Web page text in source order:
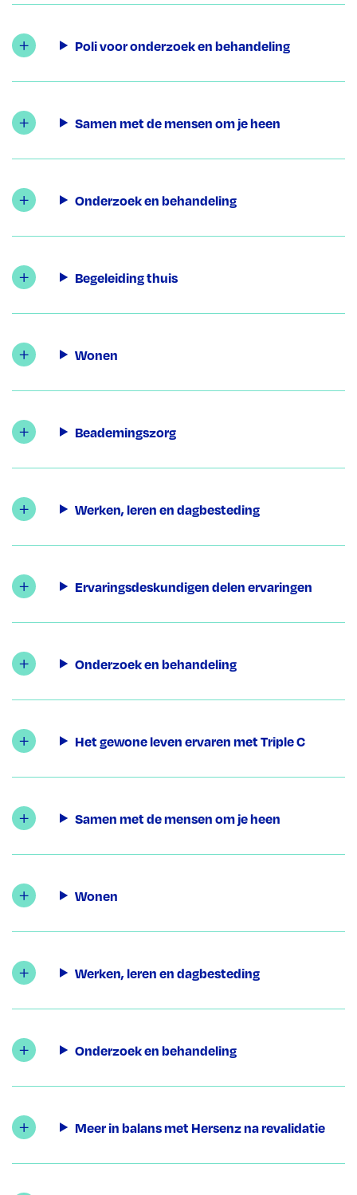
Poli voor onderzoek en behandeling
Samen met de mensen om je heen
Onderzoek en behandeling
Begeleiding thuis
Wonen
Beademingszorg
Werken, leren en dagbesteding
Ervaringsdeskundigen delen ervaringen
Onderzoek en behandeling
Het gewone leven ervaren met Triple C
Samen met de mensen om je heen
Wonen
Werken, leren en dagbesteding
Onderzoek en behandeling
Meer in balans met Hersenz na revalidatie